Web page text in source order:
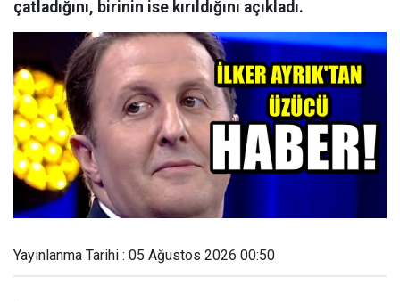
çatladığını, birinin ise kırıldığını açıkladı.
Yayınlanma Tarihi : 05 Ağustos 2026 00:50